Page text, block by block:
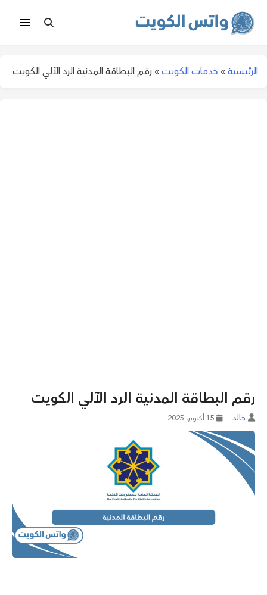
الرئيسية » خدمات الكويت » رقم البطاقة المدنية الرد الآلي الكويت
رقم البطاقة المدنية الرد الآلي الكويت
خالد